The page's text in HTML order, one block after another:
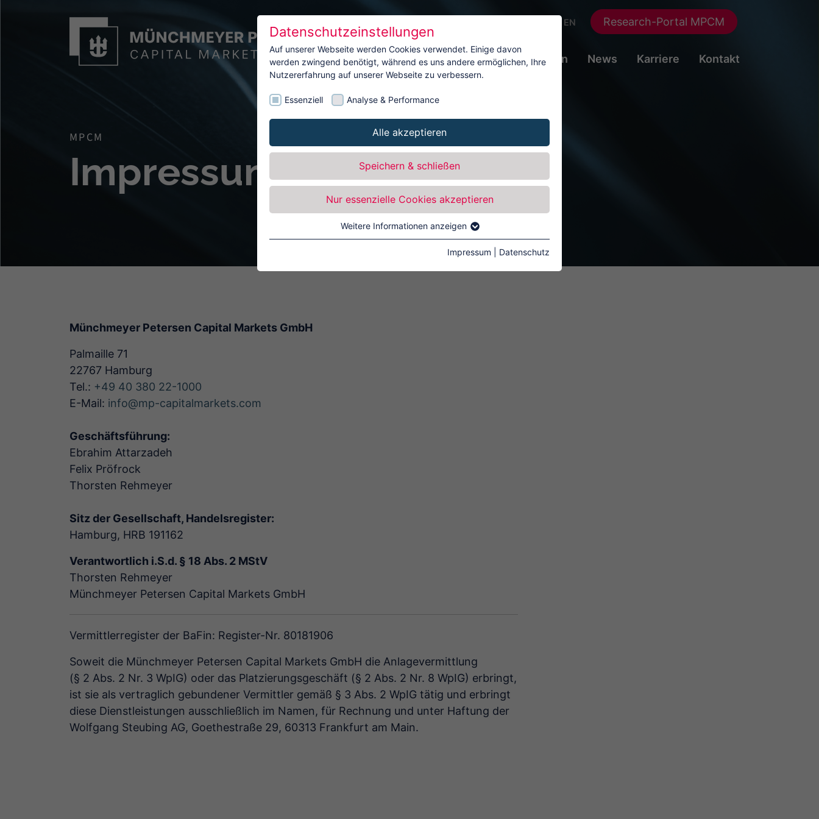
Datenschutzeinstellungen
Auf unserer Webseite werden Cookies verwendet. Einige davon
werden zwingend benötigt, während es uns andere ermöglichen, Ihre
Nutzererfahrung auf unserer Webseite zu verbessern.
Essenziell Analyse & Performance
Alle akzeptieren
Speichern & schließen
Nur essenzielle Cookies akzeptieren
Weitere Informationen anzeigen
Impressum Datenschutz
Unternehmen Leistungen News Karriere Kontakt
EN Research-Portal MPCM
MPCM
Impressum
Münchmeyer Petersen Capital Markets GmbH
Palmaille 71
22767 Hamburg
Tel.: +49 40 380 22-1000
E-Mail: info@mp-capitalmarkets.com
Geschäftsführung:
Ebrahim Attarzadeh
Felix Pröfrock
Thorsten Rehmeyer
Sitz der Gesellschaft, Handelsregister:
Hamburg, HRB 191162
Verantwortlich i.S.d. § 18 Abs. 2 MStV
Thorsten Rehmeyer
Münchmeyer Petersen Capital Markets GmbH
Vermittlerregister der BaFin: Register-Nr. 80181906
Soweit die Münchmeyer Petersen Capital Markets GmbH die Anlagevermittlung
(§ 2 Abs. 2 Nr. 3 WpIG) oder das Platzierungs­geschäft (§ 2 Abs. 2 Nr. 8 WpIG) erbringt,
ist sie als vertraglich gebundener Vermittler gemäß § 3 Abs. 2 WpIG tätig und erbringt
diese Dienst­leistungen ausschließlich im Namen, für Rechnung und unter Haftung der
Wolfgang Steubing AG, Goethestraße 29, 60313 Frankfurt am Main.